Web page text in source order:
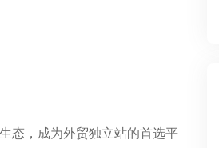
态，成为外贸独立站的首选平